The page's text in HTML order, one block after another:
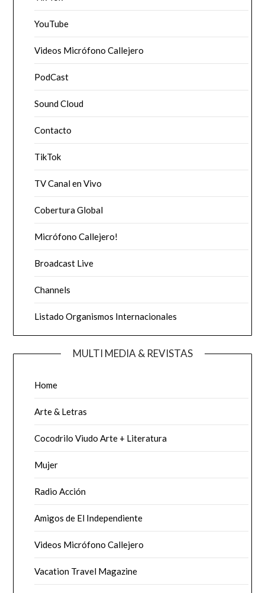
YouTube
Videos Micrófono Callejero
PodCast
Sound Cloud
Contacto
TikTok
TV Canal en Vivo
Cobertura Global
Micrófono Callejero!
Broadcast Live
Channels
Listado Organismos Internacionales
MULTI MEDIA & REVISTAS
Home
Arte & Letras
Cocodrilo Viudo Arte + Literatura
Mujer
Radio Acción
Amigos de El Independiente
Videos Micrófono Callejero
Vacation Travel Magazine